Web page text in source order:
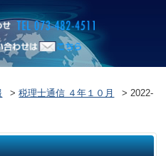
お電話でのお
い合わせはこ
>税理士通信 ４年１０月 >2022-